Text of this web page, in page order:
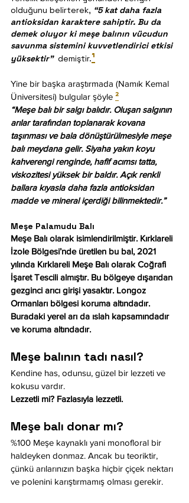
olduğunu belirterek, “5 kat daha fazla
antioksidan karaktere sahiptir. Bu da
demek oluyor ki meşe balının vücudun
savunma sistemini kuvvetlendirici etkisi
yüksektir”
  demiştir.
¹
Yine bir başka araştırmada (Namık Kemal
Üniversitesi) bulgular şöyle ²
“Meşe balı bir salgı balıdır. Oluşan salgının
arılar tarafından toplanarak kovana
taşınması ve bala dönüştürülmesiyle meşe
balı meydana gelir. Siyaha yakın koyu
kahverengi renginde, hafif acımsı tatta,
viskozitesi yüksek bir baldır. Açık renkli
ballara kıyasla daha fazla antioksidan
madde ve mineral içerdiği bilinmektedir.”
Meşe Palamudu Balı
Meşe Balı olarak isimlendirilmiştir. Kırklareli
İzole Bölgesi’nde üretilen bu bal, 2021
yılında Kırklareli Meşe Balı olarak Coğrafi
İşaret Tescili almıştır. Bu bölgeye dışarıdan
gezginci arıcı girişi yasaktır. Longoz
Ormanları bölgesi koruma altındadır.
Buradaki yerel arı da ıslah kapsamındadır
ve koruma altındadır.
Meşe balının tadı nasıl?
Kendine has, odunsu, güzel bir lezzeti ve
kokusu vardır.
Lezzetli mi? Fazlasıyla lezzetli.
Meşe balı donar mı?
%100 Meşe kaynaklı yani monofloral bir
haldeyken donmaz. Ancak bu teoriktir,
çünkü arılarınızın başka hiçbir çiçek nektarı
ve polenini karıştırmamış olması gerekir.